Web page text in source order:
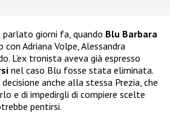
giorni fa, quando Blu Barbara
Adriana Volpe, Alessandra
L’ex tronista aveva già espresso
nel caso Blu fosse stata eliminata.
anche alla stessa Prezia, che
e di impedirgli di compiere scelte
pentirsi.